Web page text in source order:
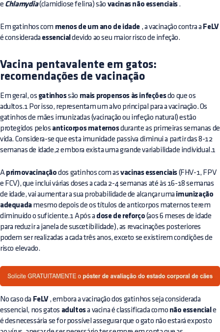
e Chlamydia(clamidiose felina) são vacinas não essenciais.
Em gatinhos com menos de um ano de idade , a vacinação contra a FeLV
é considerada essencialdevido ao seu maior risco de infeção.
Vacina pentavalente em gatos:
recomendações de vacinação
Em geral, os gatinhossão mais propensos às infeçõesdo que os
adultos.1 Por isso, representam um alvo principal para a vacinação. Os
gatinhos de mães imunizadas (vacinação ou infeção natural) estão
protegidos pelos anticorpos maternosdurante as primeiras semanas de
vida. Considera-se que esta imunidade passiva diminui a partir das 8-12
semanas de idade,2 embora exista uma grande variabilidade individual.1
A primovacinação dos gatinhos com asvacinas essenciais (FHV-1, FPV
e FCV), que inclui várias doses a cada 2-4 semanas até às 16-18 semanas
de idade, vai aumentar a sua probabilidade de alcançar uma imunização
adequadamesmo depois de os títulos de anticorpos maternos terem
diminuído o suficiente.1 Após a dose de reforço (aos 6 meses de idade
para reduzir a janela de suscetibilidade), as revacinações posteriores
podem ser realizadas a cada três anos, exceto se existirem condições de
risco elevado.
No caso da FeLV, embora a vacinação dos gatinhos seja considerada
essencial, nos gatos adultosa vacina é classificada como não essencial e
é desnecessária se for possível assegurar que o gato não estará exposto